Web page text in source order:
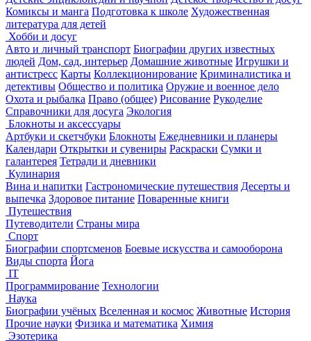
Комиксы и манга Подготовка к школе Художественная
литература для детей
Хобби и досуг
Авто и личный транспорт Биографии других известных
людей Дом, сад, интерьер Домашние животные Игрушки и
антистресс Карты Коллекционирование Криминалистика и
детективы Общество и политика Оружие и военное дело
Охота и рыбалка Право (общее) Рисование Рукоделие
Справочники для досуга Экология
Блокноты и аксессуары
Артбуки и скетчбуки Блокноты Ежедневники и планеры
Календари Открытки и сувениры Раскраски Сумки и
галантерея Тетради и дневники
Кулинария
Вина и напитки Гастрономические путешествия Десерты и
выпечка Здоровое питание Поваренные книги
Путешествия
Путеводители Страны мира
Спорт
Биографии спортсменов Боевые искусства и самооборона
Виды спорта Йога
IT
Программирование Технологии
Наука
Биографии учёных Вселенная и космос Животные История
Прочие науки Физика и математика Химия
Эзотерика